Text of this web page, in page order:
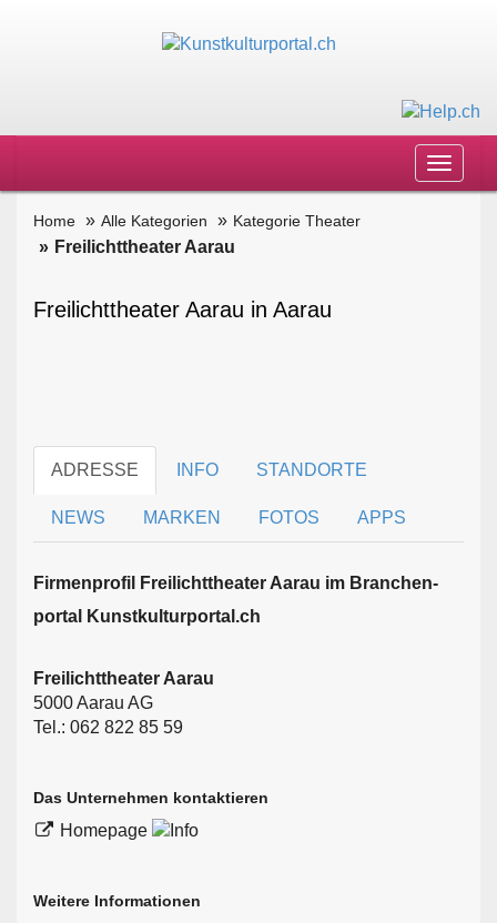
Toggle
Home Alle Kategorien Kategorie Theater
Freilichttheater Aarau
Freilichttheater Aarau in Aarau
ADRESSE INFO STANDORTE
NEWS MARKEN FOTOS APPS
Firmen­profil Freilichttheater Aarau im Branchen­
portal Kunstkulturportal.ch
Freilichttheater Aarau
5000 Aarau AG
Tel.: 062 822 85 59
Das Unternehmen kontaktieren
Homepage
Weitere Informationen